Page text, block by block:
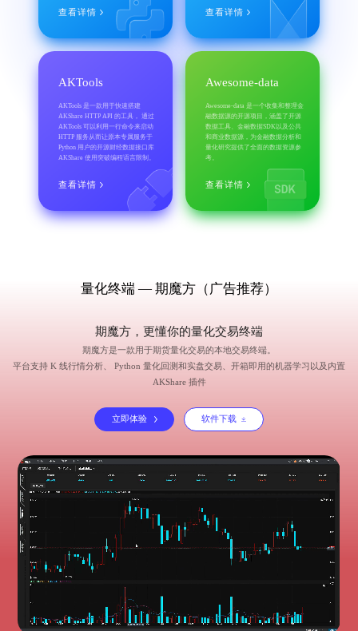
查看详情 查看详情
AKTools
AKTools 是一款用于快速搭建
AKShare HTTP API 的工具， 通过
AKTools 可以利用一行命令来启动
HTTP 服务从而让原本专属服务于
Python 用户的开源财经数据接口库
AKShare 使用突破编程语言限制。
查看详情
Awesome-data
Awesome-data 是一个收集和整理金
融数据源的开源项目，涵盖了开源
数据工具、金融数据SDK以及公共
和商业数据源，为金融数据分析和
量化研究提供了全面的数据资源参
考。
查看详情
量化终端 — 期魔方（广告推荐）
期魔方，更懂你的量化交易终端
期魔方是一款用于期货量化交易的本地交易终端。
平台支持 K 线行情分析、 Python 量化回测和实盘交易、开箱即用的机器学习以及内置
AKShare 插件
立即体验 软件下载